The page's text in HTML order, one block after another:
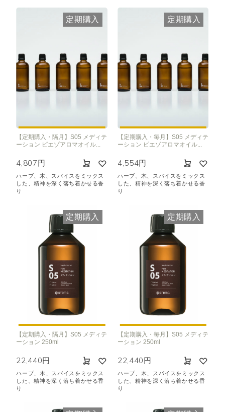
定期購入
【定期購入・隔月】S05 メディテ
ーション ピエゾアロマオイル...
4,807円
ハーブ、木、スパイスをミックス
した、精神を深く落ち着かせる香
り
定期購入
【定期購入・毎月】S05 メディテ
ーション ピエゾアロマオイル...
4,554円
ハーブ、木、スパイスをミックス
した、精神を深く落ち着かせる香
り
定期購入
【定期購入・隔月】S05 メディテ
ーション 250ml
22,440円
ハーブ、木、スパイスをミックス
した、精神を深く落ち着かせる香
り
定期購入
【定期購入・毎月】S05 メディテ
ーション 250ml
22,440円
ハーブ、木、スパイスをミックス
した、精神を深く落ち着かせる香
り